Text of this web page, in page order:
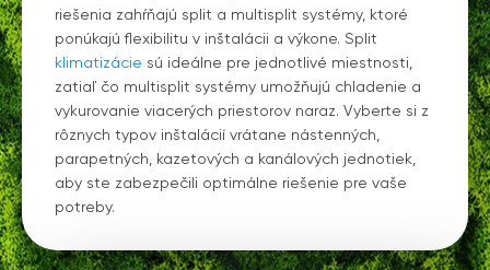
riešenia zahŕňajú split a multisplit systémy, ktoré
ponúkajú flexibilitu v inštalácii a výkone. Split
klimatizácie sú ideálne pre jednotlivé miestnosti,
zatiaľ čo multisplit systémy umožňujú chladenie a
vykurovanie viacerých priestorov naraz. Vyberte si z
rôznych typov inštalácií vrátane nástenných,
parapetných, kazetových a kanálových jednotiek,
aby ste zabezpečili optimálne riešenie pre vaše
potreby.